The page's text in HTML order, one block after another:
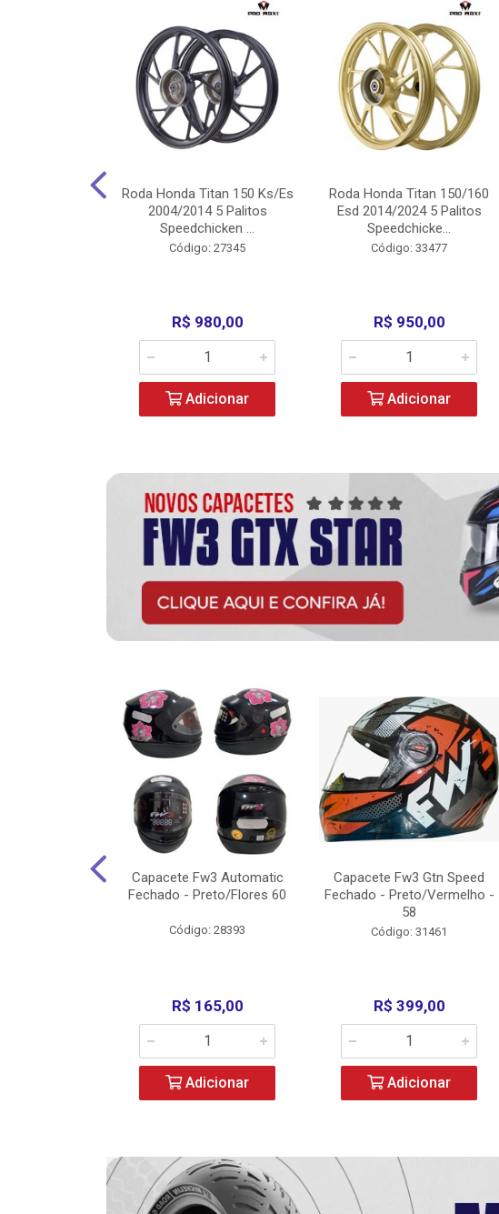
Roda Honda Titan 150 Ks/Es
2004/2014 5 Palitos
Speedchicken ...
Código: 27345
R$ 980,00
Adicionar
Roda Honda Titan 150/160
Esd 2014/2024 5 Palitos
Speedchicke...
Código: 33477
R$ 950,00
Adicionar
Capacete Fw3 Automatic
Fechado - Preto/Flores 60
Código: 28393
R$ 165,00
Adicionar
Capacete Fw3 Gtn Speed
Fechado - Preto/Vermelho -
58
Código: 31461
R$ 399,00
Adicionar